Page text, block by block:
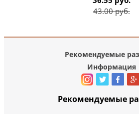
43.00 руб.
Рекомендуемые
Информация
Рекомендуемые